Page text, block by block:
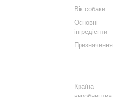
Вік собаки
Основні
інгредієнти
Призначення
Країна